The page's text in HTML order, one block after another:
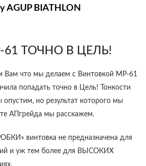
BIATHLON
ТОЧНО В ЦЕЛЬ!
Вам что мы делаем с Винтовкой МР-61
попадать точно в Цель! Тонкости
но результат которого мы
АПгрейда мы расскажем.
винтовка не предназначена для
и уж тем более для ВЫСОКИХ